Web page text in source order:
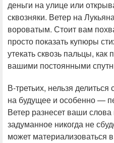
деньги на улице или
сквозняки. Ветер на
вороватым. Стоит вам
просто показать купюры
утекать сквозь пальцы, как
вашими постоянными
В-третьих, нельзя
на будущее и особенно —
Ветер разнесет ваши слова
задуманное никогда не
может материализоваться